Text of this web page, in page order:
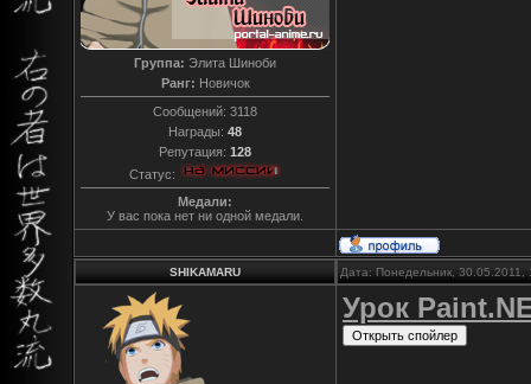
Группа: Элита Шиноби
Ранг: Новичок
Сообщений: 3118
Награды: 48
Репутация: 128
Статус:
Медали:
У вас пока нет ни одной медали.
SHIKAMARU Дата: Понедельник,
Урок